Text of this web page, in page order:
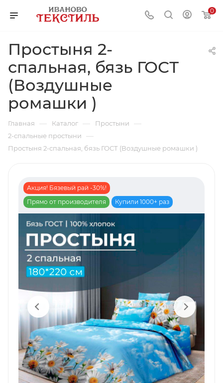
0
Простыня 2-
спальная, бязь ГОСТ
(Воздушные
ромашки )
Главная — Каталог — Простыни —
2-спальные простыни —
Простыня 2-спальная, бязь ГОСТ (Воздушные ромашки )
Акция! Бязевый рай -30%!
Прямо от производителя
Купили 1000+ раз